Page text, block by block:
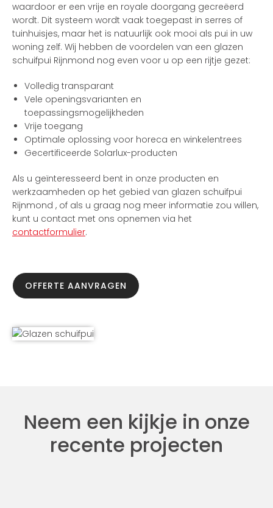
waardoor er een vrije en royale doorgang gecreëerd
wordt. Dit systeem wordt vaak toegepast in serres of
tuinhuisjes, maar het is natuurlijk ook mooi als pui in uw
woning zelf. Wij hebben de voordelen van een glazen
schuifpui Rijnmond nog even voor u op een rijtje gezet:
Volledig transparant
Vele openingsvarianten en
toepassingsmogelijkheden
Vrije toegang
Optimale oplossing voor horeca en winkelentrees
Gecertificeerde Solarlux-producten
Als u geïnteresseerd bent in onze producten en
werkzaamheden op het gebied van glazen schuifpui
Rijnmond , of als u graag nog meer informatie zou willen,
kunt u contact met ons opnemen via het
contactformulier.
OFFERTE AANVRAGEN
Neem een kijkje in onze
recente projecten